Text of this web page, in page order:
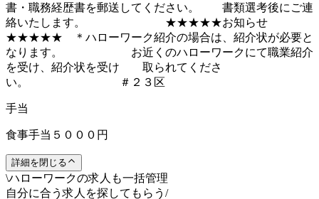
書・職務経歴書を郵送してください。 書類選考後にご連
絡いたします。 ★★★★★お知らせ
★★★★★ ＊ハローワーク紹介の場合は、紹介状が必要と
なります。 お近くのハローワークにて職業紹介
を受け、紹介状を受け 取られてくださ
い。 ＃２３区
手当
食事手当５０００円
詳細を閉じる
\ハローワークの求人も一括管理
自分に合う求人を探してもらう /